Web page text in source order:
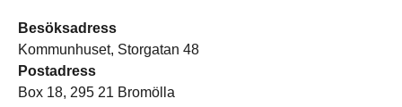
Besöksadress
Kommunhuset, Storgatan 48
Postadress
Box 18, 295 21 Bromölla